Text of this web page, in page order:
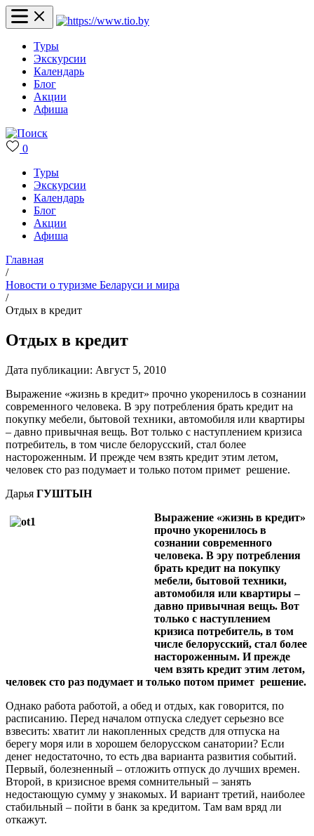
Туры
Экскурсии
Календарь
Блог
Акции
Афиша
0
Туры
Экскурсии
Календарь
Блог
Акции
Афиша
Главная
/
Новости о туризме Беларуси и мира
/
Отдых в кредит
Отдых в кредит
Дата публикации: Август 5, 2010
Выражение «жизнь в кредит» прочно укоренилось в сознании
современного человека. В эру потребления брать кредит на
покупку мебели, бытовой техники, автомобиля или квартиры
– давно привычная вещь. Вот только с наступлением кризиса
потребитель, в том числе белорусский, стал более
настороженным. И прежде чем взять кредит этим летом,
человек сто раз подумает и только потом примет решение.
Дарья ГУШТЫН
Выражение «жизнь в кредит»
прочно укоренилось в
сознании современного
человека. В эру потребления
брать кредит на покупку
мебели, бытовой техники,
автомобиля или квартиры –
давно привычная вещь. Вот
только с наступлением
кризиса потребитель, в том
числе белорусский, стал более
настороженным. И прежде
чем взять кредит этим летом,
человек сто раз подумает и только потом примет решение.
Однако работа работой, а обед и отдых, как говорится, по
расписанию. Перед началом отпуска следует серьезно все
взвесить: хватит ли накопленных средств для отпуска на
берегу моря или в хорошем белорусском санатории? Если
денег недостаточно, то есть два варианта развития событий.
Первый, болезненный – отложить отпуск до лучших времен.
Второй, в кризисное время сомнительный – занять
недостающую сумму у знакомых. И вариант третий, наиболее
стабильный – пойти в банк за кредитом. Там вам вряд ли
откажут.